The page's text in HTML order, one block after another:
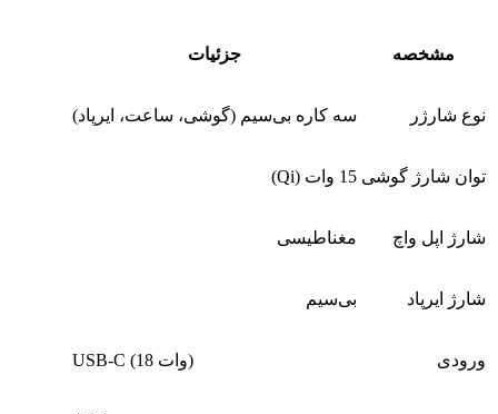
مشخصه جزئیات
نوع شارژر سه کاره بی‌سیم (گوشی، ساعت، ایرپاد)
توان شارژ گوشی 15 وات (Qi)
شارژ اپل واچ مغناطیسی
شارژ ایرپاد بی‌سیم
ورودی USB-C (18 وات)